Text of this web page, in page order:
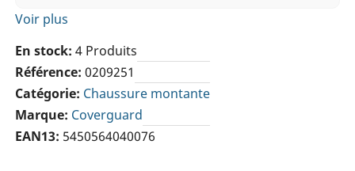
Voir plus
En stock 4 Produits
Référence 0209251
Catégorie Chaussure montante
Marque Coverguard
EAN13 5450564040076